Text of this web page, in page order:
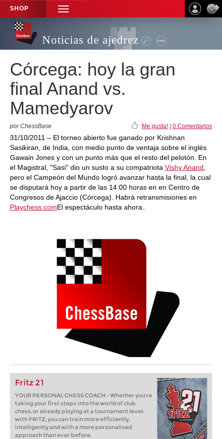
SHOP
TOGGLE
NAVIGATION
Noticias de ajedrez
Córcega: hoy la gran
final Anand vs.
Mamedyarov
por ChessBase Me gusta! 0 Comentarios
31/10/2011 – El torneo abierto fue ganado por Krishnan
Sasikiran, de India, con medio punto de ventaja sobre el inglés
Gawain Jones y con un punto más que el resto del pelotón. En
el Magistral, "Sasi" dio un susto a su compatriota Vishy Anand
pero el Campeón del Mundo logró avanzar hasta la final, la cual
se disputará hoy a partir de las 14:00 horas en en Centro de
Congresos de Ajaccio (Córcega). Habrá retransmisiones en
Playchess.comEl espectáculo hasta ahora..
Fritz 21
YOUR PERSONAL CHESS COACH - Whether you’re
taking your first steps into the world of club
chess, or already playing at a tournament level:
with FRITZ, you can train more efficiently,
intelligently and with a more personalised
approach than ever before.